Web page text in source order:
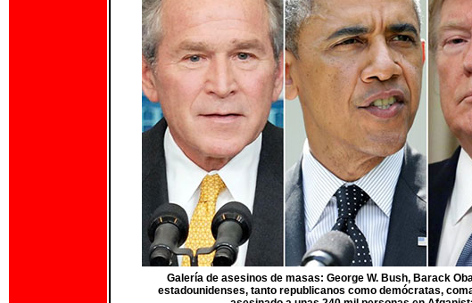
Galería de asesinos de masas: George W. Bush, Barack
estadounidenses, tanto republicanos como demócratas,